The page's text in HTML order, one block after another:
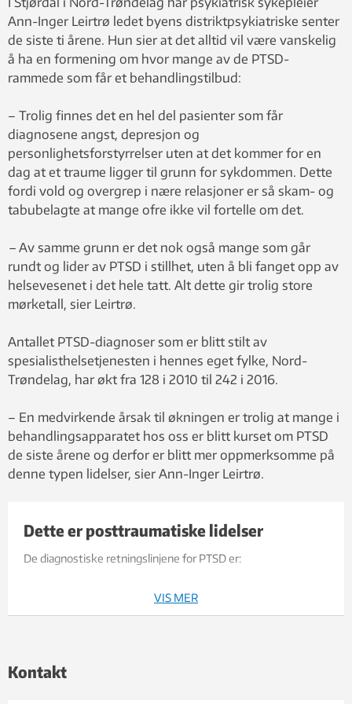
Ann-Inger Leirtrø ledet byens distriktpsykiatriske senter
de siste ti årene. Hun sier at det alltid vil være vanskelig
å ha en formening om hvor mange av de PTSD-
rammede som får et behandlingstilbud:
– Trolig finnes det en hel del pasienter som får
diagnosene angst, depresjon og
personlighetsforstyrrelser uten at det kommer for en
dag at et traume ligger til grunn for sykdommen. Dette
fordi vold og overgrep i nære relasjoner er så skam- og
tabubelagte at mange ofre ikke vil fortelle om det.
– Av samme grunn er det nok også mange som går
rundt og lider av PTSD i stillhet, uten å bli fanget opp av
helsevesenet i det hele tatt. Alt dette gir trolig store
mørketall, sier Leirtrø.
Antallet PTSD-diagnoser som er blitt stilt av
spesialisthelsetjenesten i hennes eget fylke, Nord-
Trøndelag, har økt fra 128 i 2010 til 242 i 2016.
– En medvirkende årsak til økningen er trolig at mange i
behandlingsapparatet hos oss er blitt kurset om PTSD
de siste årene og derfor er blitt mer oppmerksomme på
denne typen lidelser, sier Ann-Inger Leirtrø.
Dette er posttraumatiske lidelser
De diagnostiske retningslinjene for PTSD er:
A: Personen har opplevd en belastende hendelse eller
situasjon (av enten kort eller lang varighet) av usedvanlig
VIS MER
Kontakt